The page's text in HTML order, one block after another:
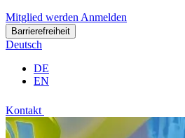
Mitglied werden Anmelden
Barrierefreiheit
Deutsch
DE
EN
Kontakt